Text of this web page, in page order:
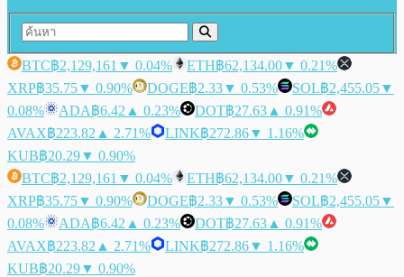
BTC฿2,129,161 ▼ 0.04% ETH฿62,134.00▼ 0.21%
XRP฿35.75▼ 0.90% DOGE฿2.33▼ 0.53% SOL฿2,455.05▼
0.08%
ADA฿6.42 ▲ 0.23% DOT฿27.63 ▲ 0.91%
AVAX฿223.82 ▲ 2.71% LINK฿272.86▼ 1.16%
KUB฿20.29▼ 0.90%
BTC฿2,129,161 ▼ 0.04% ETH฿62,134.00▼ 0.21%
XRP฿35.75▼ 0.90% DOGE฿2.33▼ 0.53% SOL฿2,455.05▼
0.08%
ADA฿6.42 ▲ 0.23% DOT฿27.63 ▲ 0.91%
AVAX฿223.82 ▲ 2.71% LINK฿272.86▼ 1.16%
KUB฿20.29▼ 0.90%